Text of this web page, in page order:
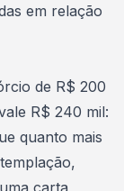
em relação
de R$ 200
R$ 240 mil:
quanto mais
carta